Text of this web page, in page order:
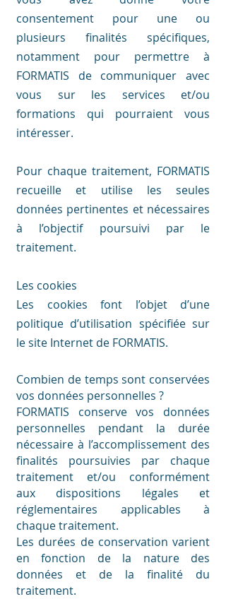
consentement pour une ou
plusieurs finalités spécifiques,
notamment pour permettre à
FORMATIS de communiquer avec
vous sur les services et/ou
formations qui pourraient vous
intéresser.
Pour chaque traitement, FORMATIS
recueille et utilise les seules
données pertinentes et nécessaires
à l’objectif poursuivi par le
traitement.
Les cookies
Les cookies font l’objet d’une
politique d’utilisation spécifiée sur
le site Internet de FORMATIS.
Combien de temps sont conservées
vos données personnelles ?
FORMATIS conserve vos données
personnelles pendant la durée
nécessaire à l’accomplissement des
finalités poursuivies par chaque
traitement et/ou conformément
aux dispositions légales et
réglementaires applicables à
chaque traitement.
Les durées de conservation varient
en fonction de la nature des
données et de la finalité du
traitement.